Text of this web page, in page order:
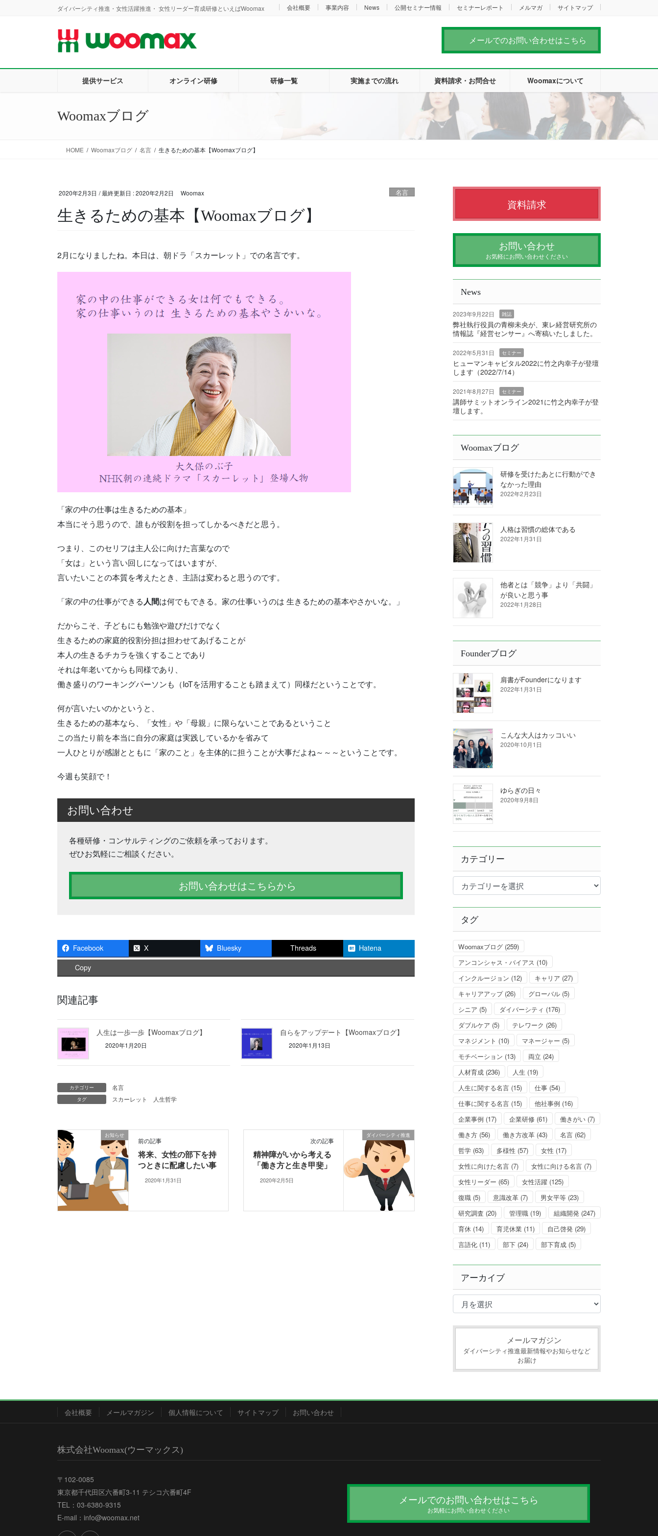
ダイバーシティ推進・女性活躍推進・ 女性リーダー育成研修といえばWoomax 会社概要 事業内容 News 公開セミナー情報 セミナーレポート メルマガ サイトマップ
メールでのお問い合わせはこちら
提供サービス オンライン研修 研修一覧 実施までの流れ 資料請求・お問合せ Woomaxについて
Woomaxブログ
HOME Woomaxブログ 名言 生きるための基本【Woomaxブログ】
2020年2月3日 / 最終更新日 :2020年2月2日 Woomax 名言
生きるための基本【Woomaxブログ】
2月になりましたね。本日は、朝ドラ「スカーレット」での名言です。
「家の中の仕事は生きるための基本」
本当にそう思うので、誰もが役割を担ってしかるべきだと思う。
つまり、このセリフは主人公に向けた言葉なので
「女は」という言い回しになってはいますが、
言いたいことの本質を考えたとき、主語は変わると思うのです。
「家の中の仕事ができる人間は何でもできる。家の仕事いうのは 生きるための基本やさかいな。」
だからこそ、子どもにも勉強や遊びだけでなく
生きるための家庭的役割分担は担わせてあげることが
本人の生きるチカラを強くすることであり
それは年老いてからも同様であり、
働き盛りのワーキングパーソンも（IoTを活用することも踏まえて）同様だということです。
何が言いたいのかというと、
生きるための基本なら、「女性」や「母親」に限らないことであるということ
この当たり前を本当に自分の家庭は実践しているかを省みて
一人ひとりが感謝とともに「家のこと」を主体的に担うことが大事だよね～～～ということです。
今週も笑顔で！
お問い合わせ
各種研修・コンサルティングのご依頼を承っております。
ぜひお気軽にご相談ください。
お問い合わせはこちらから
Facebook X Bluesky Threads
Hatena
Copy
関連記事
人生は一歩一歩【Woomaxブログ】
2020年1月20日
自らをアップデート【Woomaxブログ】
2020年1月13日
カテゴリー 名言
タグ スカーレット 人生哲学
お知らせ
前の記事
将来、女性の部下を持
つときに配慮したい事
2020年1月31日
ダイバーシティ推進
次の記事
精神障がいから考える
「働き方と生き甲斐」
2020年2月5日
資料請求
お問い合わせ
お気軽にお問い合わせください
News
2023年9月22日 雑誌
弊社執行役員の青柳未央が、東レ経営研究所の
情報誌『経営センサー』へ寄稿いたしました。
2022年5月31日 セミナー
ヒューマンキャピタル2022に竹之内幸子が登壇
します（2022/7/14）
2021年8月27日 セミナー
講師サミットオンライン2021に竹之内幸子が登
壇します。
Woomaxブログ
研修を受けたあとに行動ができ
なかった理由
2022年2月23日
人格は習慣の総体である
2022年1月31日
他者とは「競争」より「共闘」
が良いと思う事
2022年1月28日
Founderブログ
肩書がFounderになります
2022年1月31日
こんな大人はカッコいい
2020年10月1日
ゆらぎの日々
2020年9月8日
カテゴリー
カ
テ
ゴ
タグ
Woomaxブログ (259)
アンコンシャス・バイアス (10)
インクルージョン (12) キャリア (27)
キャリアアップ(26) グローバル (5)
シニア (5) ダイバーシティ (176)
ダブルケア (5) テレワーク (26)
マネジメント (10) マネージャー (5)
モチベーション (13) 両立 (24)
人材育成 (236) 人生 (19)
人生に関する名言 (15) 仕事 (54)
仕事に関する名言 (15) 他社事例 (16)
企業事例 (17) 企業研修 (61) 働きがい (7)
働き方 (56) 働き方改革 (43) 名言 (62)
哲学 (63) 多様性 (57) 女性 (17)
女性に向けた名言 (7) 女性に向ける名言 (7)
女性リーダー (65) 女性活躍 (125)
復職 (5) 意識改革 (7) 男女平等 (23)
研究調査 (20) 管理職 (19) 組織開発 (247)
育休 (14) 育児休業 (11) 自己啓発 (29)
言語化 (11) 部下 (24) 部下育成 (5)
アーカイブ
ア
イ
メールマガジン
ダイバーシティ推進最新情報やお知らせなど
お届け
会社概要 メールマガジン 個人情報について サイトマップ お問い合わせ
株式会社Woomax(ウーマックス)
〒102-0085
東京都千代田区六番町3-11 テシコ六番町4F
TEL：03-6380-9315
E-mail：info@woomax.net
メールでのお問い合わせはこちら
お気軽にお問い合わせください